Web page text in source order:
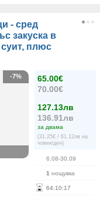
- сред
закуска в
плюс
65.00€
70.00€
127.13лв
136.91лв
за двама
(31.25€ / 61.12лв на
човек/ден)
6.08-30.09
1 нощувка
64:10:17
-7%